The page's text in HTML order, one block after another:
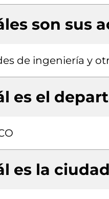
son sus
de ingeniería y
es el
es la